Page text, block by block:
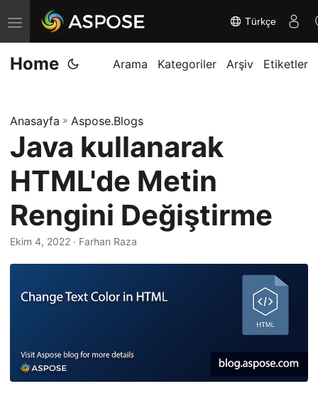
G
e
z
m
i
d
e
ğ
i
Türkçe
Home Arama Kategoriler Arşiv Etiketler
Anasayfa » Aspose.Blogs
Java kullanarak
HTML'de Metin
Rengini Değiştirme
Ekim 4, 2022 · Farhan Raza